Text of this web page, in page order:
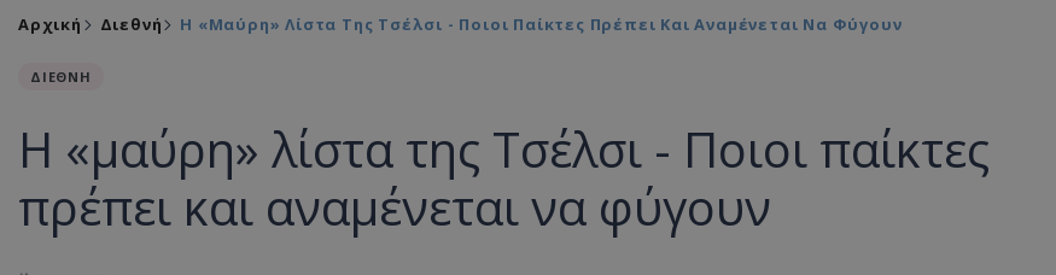
Αρχική Διεθνή H «μαύρη» Λίστα Της Τσέλσι - Ποιοι Παίκτες Πρέπει Και Αναμένεται Να Φύγουν
ΔΙΕΘΝΗ
H «μαύρη» λίστα της Τσέλσι - Ποιοι παίκτες
πρέπει και αναμένεται να φύγουν